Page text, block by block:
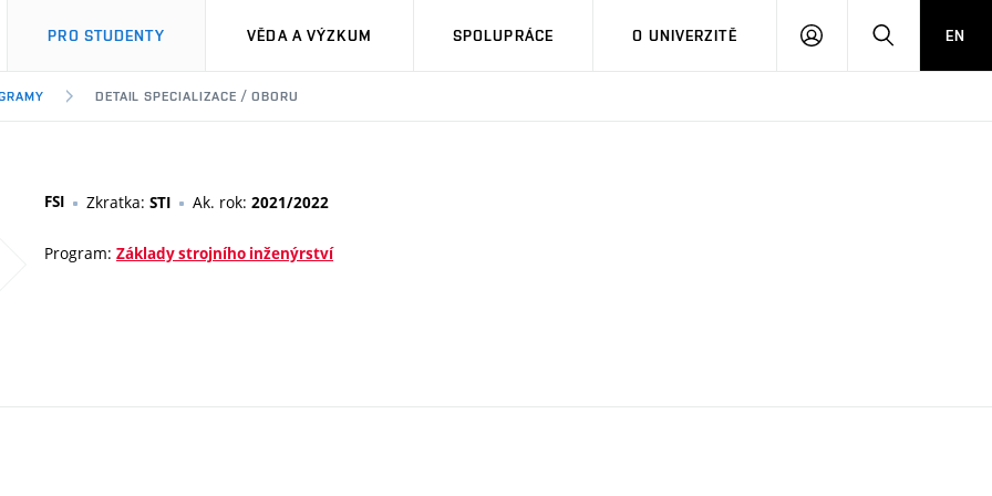
PRO STUDENTY VĚDA A VÝZKUM SPOLUPRÁCE O UNIVERZITĚ
PŘIHLÁSIT HLEDATEN
DETAIL SPECIALIZACE / OBORU
FSI Zkratka: STI Ak. rok: 2021/2022
Program: Základy strojního inženýrství